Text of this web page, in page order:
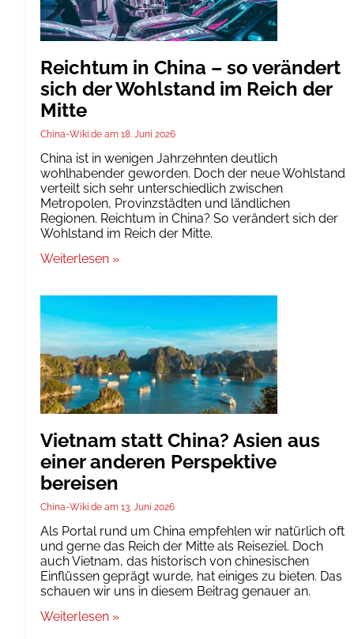
Reichtum in China – so verändert
sich der Wohlstand im Reich der
Mitte
China-Wiki.de 18. Juni 2026
China ist in wenigen Jahrzehnten deutlich
wohlhabender geworden. Doch der neue Wohlstand
verteilt sich sehr unterschiedlich zwischen
Metropolen, Provinzstädten und ländlichen
Regionen. Reichtum in China? So verändert sich der
Wohlstand im Reich der Mitte.
Weiterlesen »
Vietnam statt China? Asien aus
einer anderen Perspektive
bereisen
China-Wiki.de 13. Juni 2026
Als Portal rund um China empfehlen wir natürlich oft
und gerne das Reich der Mitte als Reiseziel. Doch
auch Vietnam, das historisch von chinesischen
Einflüssen geprägt wurde, hat einiges zu bieten. Das
schauen wir uns in diesem Beitrag genauer an.
Weiterlesen »